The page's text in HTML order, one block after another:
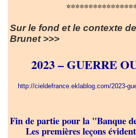
Sur le fond et le contexte
Brunet >>>
2023 – GUERRE
http://cieldefrance.eklablog.com/2023-
Fin de partie pour la "Banque
Les premières leçons